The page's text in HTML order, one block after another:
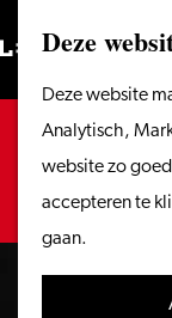
Deze
Deze website
Analytisch,
website zo
accepteren te
gaan.
Ga
naar
homepage
Sorry, deze
Bekijk het